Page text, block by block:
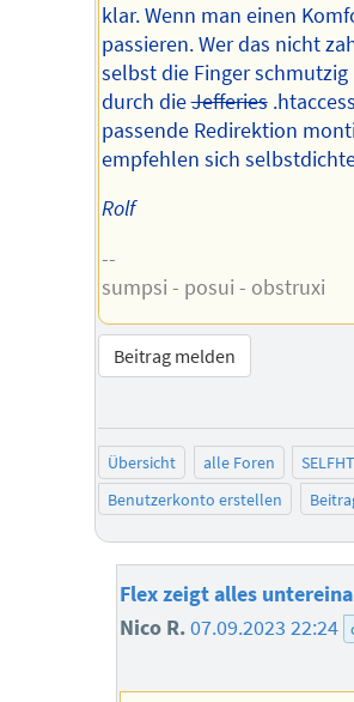
klar. Wenn man einen
passieren. Wer das nicht
selbst die Finger
durch dieJefferies
passende Redirektion
empfehlen sich
Rolf
--
sumpsi - posui - obstruxi
Beitrag melden
Übersicht alle Foren
Benutzerkonto erstellen
Flex zeigt alles
Nico R.07.09.2023 22:24